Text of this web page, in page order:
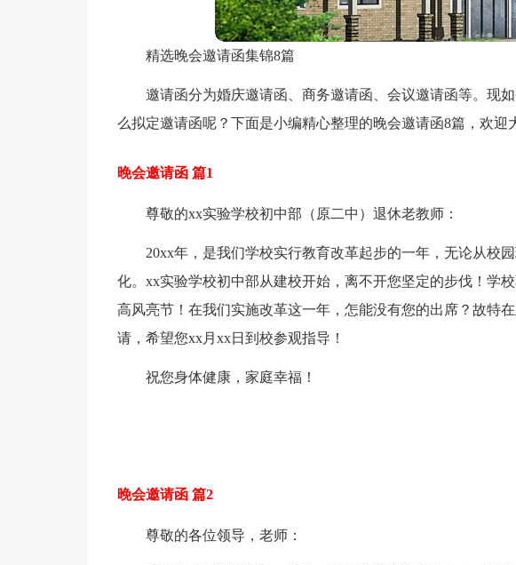
精选晚会邀请函集锦8篇
邀请函分为婚庆邀请函、商务邀请函、会议邀请函等。现
么拟定邀请函呢？下面是小编精心整理的晚会邀请函8篇，欢迎
晚会邀请函 篇1
尊敬的xx实验学校初中部（原二中）退休老教师：
20xx年，是我们学校实行教育改革起步的一年，无论从校
化。xx实验学校初中部从建校开始，离不开您坚定的步伐！学
高风亮节！在我们实施改革这一年，怎能没有您的出席？故特
请，希望您xx月xx日到校参观指导！
祝您身体健康，家庭幸福！
晚会邀请函 篇2
尊敬的各位领导，老师：